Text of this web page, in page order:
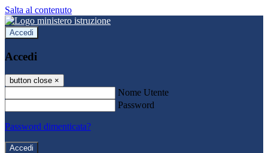
Salta al contenuto
Accedi
Accedi
button close ×
Nome Utente
Password
Password dimenticata?